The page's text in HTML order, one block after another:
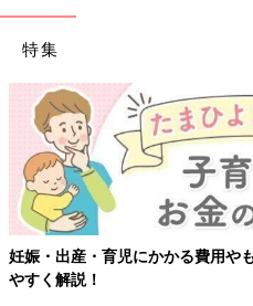
特集
【ワクチン接種できるものも】妊